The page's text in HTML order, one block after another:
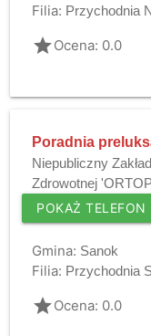
Filia: Przychodnia
gradeOcena: 0.0
Poradnia
Niepubliczny
Zdrowotnej
POKAŻ TELEFON
Gmina: Sanok
Filia: Przychodnia
gradeOcena: 0.0